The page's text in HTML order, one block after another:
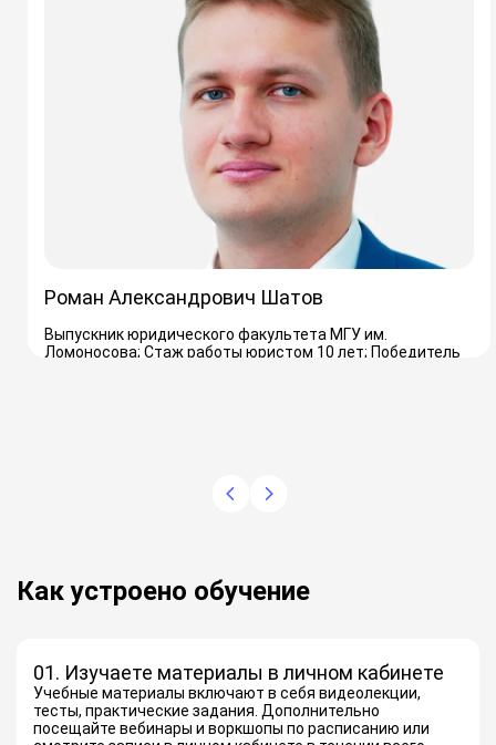
Роман Александрович Шатов
Выпускник юридического факультета МГУ им.
Ломоносова; Стаж работы юристом 10 лет; Победитель
Как устроено обучение
01. Изучаете материалы в личном кабинете
Учебные материалы включают в себя видеолекции,
тесты, практические задания. Дополнительно
посещайте вебинары и воркшопы по расписанию или